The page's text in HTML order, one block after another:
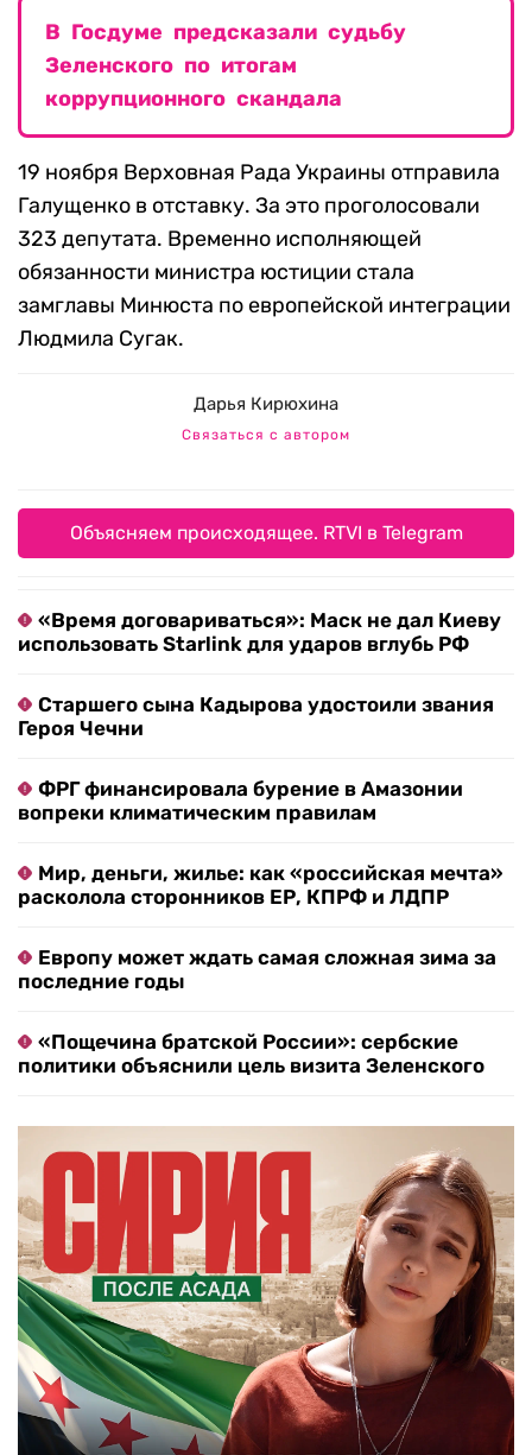
В Госдуме предсказали судьбу
Зеленского по итогам
коррупционного скандала
19 ноября Верховная Рада Украины отправила
Галущенко в отставку. За это проголосовали
323 депутата. Временно исполняющей
обязанности министра юстиции стала
замглавы Минюста по европейской интеграции
Людмила Сугак.
Дарья Кирюхина
Связаться с автором
Объясняем происходящее. RTVI в Telegram
«Время договариваться»: Маск не дал Киеву
использовать Starlink для ударов вглубь РФ
Старшего сына Кадырова удостоили звания
Героя Чечни
ФРГ финансировала бурение в Амазонии
вопреки климатическим правилам
Мир, деньги, жилье: как «российская мечта»
расколола сторонников ЕР, КПРФ и ЛДПР
Европу может ждать самая сложная зима за
последние годы
«Пощечина братской России»: сербские
политики объяснили цель визита Зеленского